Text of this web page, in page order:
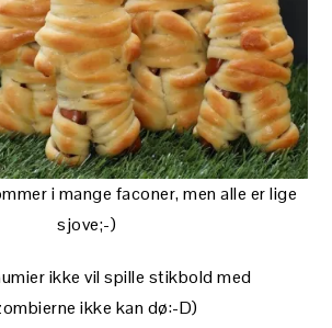
i mange faconer, men alle er lige
sjove;-)
ikke vil spille stikbold med
ikke kan dø:-D)